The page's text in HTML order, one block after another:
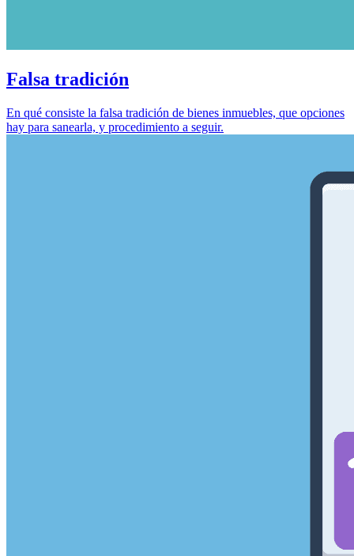
Falsa tradición
En qué consiste la falsa tradición de bienes inmuebles, que opciones
hay para sanearla, y procedimiento a seguir.